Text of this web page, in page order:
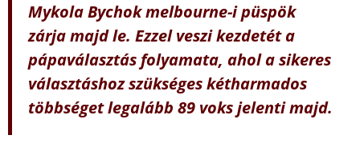
Mykola Bychok melbourne-i püspök
zárja majd le. Ezzel veszi kezdetét a
pápaválasztás folyamata, ahol a sikeres
választáshoz szükséges kétharmados
többséget legalább 89 voks jelenti majd.